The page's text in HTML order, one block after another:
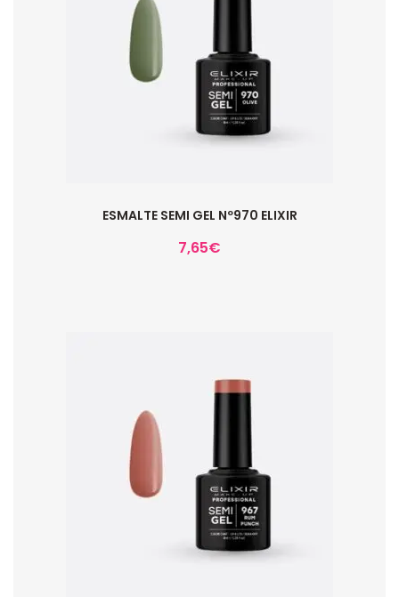
ESMALTE SEMI GEL Nº970 ELIXIR
7,65€